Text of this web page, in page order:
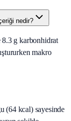
nedir?
8.3 g karbonhidrat
makro
(64 kcal) sayesinde